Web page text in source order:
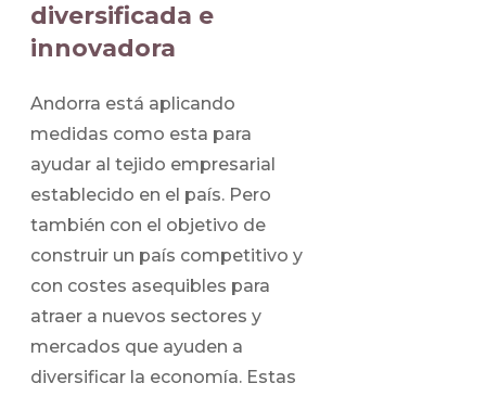
diversificada e
innovadora
Andorra está aplicando
medidas como esta para
ayudar al tejido empresarial
establecido en el país. Pero
también con el objetivo de
construir un país competitivo y
con costes asequibles para
atraer a nuevos sectores y
mercados que ayuden a
diversificar la economía. Estas